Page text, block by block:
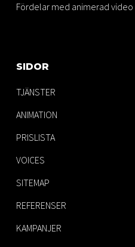
Fördelar med animerad
SIDOR
TJÄNSTER
ANIMATION
PRISLISTA
VOICES
SITEMAP
REFERENSER
KAMPANJER